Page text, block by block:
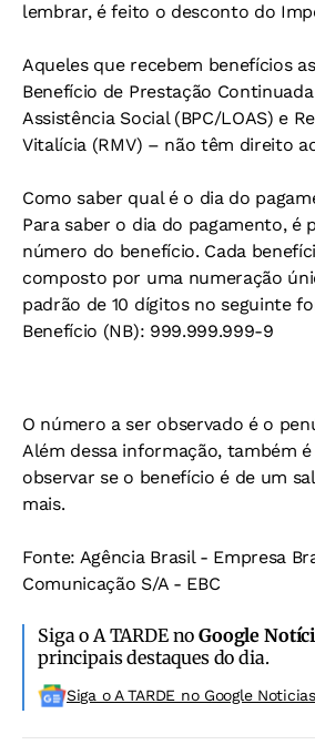
lembrar, é feito o desconto do
Aqueles que recebem benefícios
Benefício de Prestação
Assistência Social (BPC/LOAS) e
Vitalícia (RMV) – não têm direito
Como saber qual é o dia do
Para saber o dia do pagamento, é
número do benefício. Cada
composto por uma numeração
padrão de 10 dígitos no seguinte
Benefício (NB): 999.999.999-9
O número a ser observado é o
Além dessa informação, também
observar se o benefício é de um
mais.
Fonte: Agência Brasil - Empresa
Comunicação S/A - EBC
Siga o A TARDE noGoogle
principais destaques do dia.
Siga o A TARDE no Google Noticias